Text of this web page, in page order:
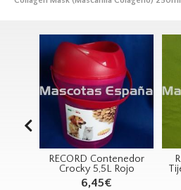
RECORD Cortaúñas
Tijera (Especial Gatos)
4,05€